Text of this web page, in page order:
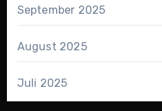
September 2025
August 2025
Juli 2025